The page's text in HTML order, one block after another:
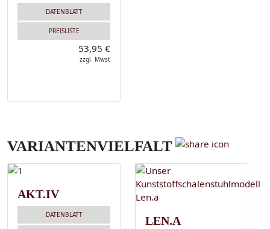
DATENBLATT
PREISLISTE
53,95 €
zzgl. Mwst
VARIANTENVIELFALT
AKT.IV
DATENBLATT LEN.A